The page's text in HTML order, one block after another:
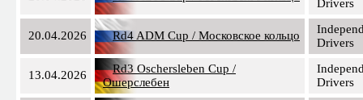
Drivers
20.04.2026 Rd4 ADM Cup / Московское кольцо
Drivers
13.04.2026
Rd3 Oschersleben Cup /
Ошерслебен
Drivers